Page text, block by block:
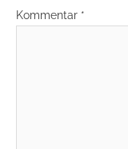
Kommentar *